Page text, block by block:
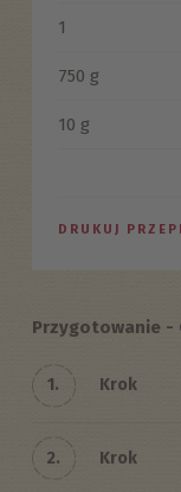
1
750 g
10 g
DRUKUJ
Przygotowanie -
1. Krok
2. Krok